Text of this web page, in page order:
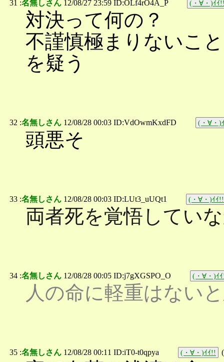
31 :名無しさん 12/08/27 23:59 ID:OLf4rO4A_P (・∀・)ｲｲ
対決って何の？
不謹慎極まりないこ
を疑う
32 :名無しさん 12/08/28 00:03 ID:VdOwmKxdFD (・∀・)
頭悪そ
33 :名無しさん 12/08/28 00:03 ID:LUt3_uUQt1 (・∀・)ｲｲ!!
両者死を覚悟してい
34 :名無しさん 12/08/28 00:05 ID:j7gXGSPO_O (・∀・)ｲ
人の命に軽重はない
35 :名無しさん 12/08/28 00:11 ID:iT0-t0qpya (・∀・)ｲｲ!! (